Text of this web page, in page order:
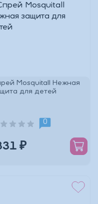
Mosquitall Нежная
для детей
0
₽